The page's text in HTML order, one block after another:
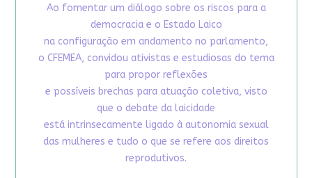
Ao fomentar um diálogo sobre os riscos para a
democracia e o Estado Laico
na configuração em andamento no parlamento,
o CFEMEA, convidou ativistas e estudiosas do tema
para propor reflexões
e possíveis brechas para atuação coletiva, visto
que o debate da laicidade
está intrinsecamente ligado à autonomia sexual
das mulheres e tudo o que se refere aos direitos
reprodutivos.